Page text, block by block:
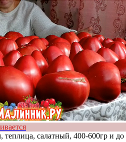
теплица, салатный, 400-600гр и до